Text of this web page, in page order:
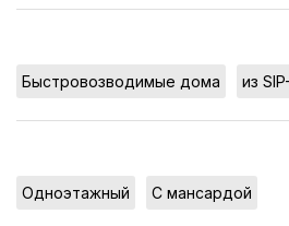
Быстровозводимые дома из
Одноэтажный С мансардой